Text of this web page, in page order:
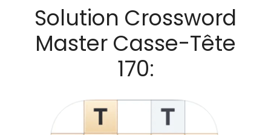
Solution Crossword
Master Casse-Tête
170: